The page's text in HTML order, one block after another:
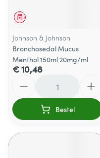
Geneesmiddel
Johnson & Johnson
Bronchosedal Mucus
Menthol 150ml 20mg/ml
€ 10,48
Bestel